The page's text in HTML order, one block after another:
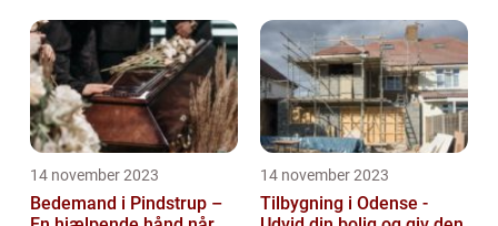
14 november 2023
Bedemand i Pindstrup –
14 november 2023
Tilbygning i Odense -